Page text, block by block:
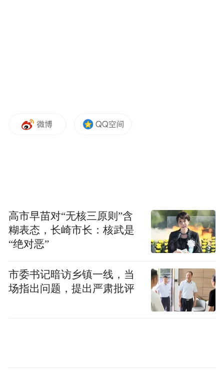
维·萨克斯，以及马斯克、Meta首席执行官马
特朗普1日晚间与美国财政部长贝森特、国防
部长赫格塞思等人在白宫举行会议。会上，
特朗普要求缩短AI模型审查期限。萨克斯通
过电话参与会议，对这一折中方案表示支
持。
白宫在声明中称，“先进的AI能力使我们的国
高市早苗对“无核三原则”含
糊表态，长崎市长：核武是
“绝对恶”
市委书记暗访乡镇一线，当
场指出问题，提出严肃批评